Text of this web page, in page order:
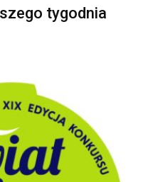
tygodnia